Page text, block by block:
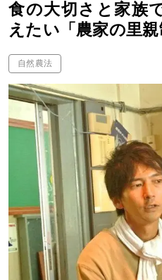
食の大切さと家族
えたい「農家の里
自然農法